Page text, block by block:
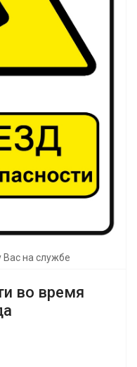
Вас на службе
во время